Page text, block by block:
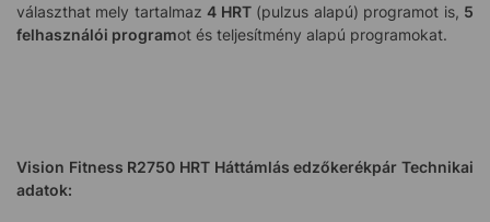
választhat mely tartalmaz4 HRT(pulzus alapú) programot is, 5
felhasználói programot és teljesítmény alapú programokat.
Vision Fitness R2750 HRT Háttámlás edzőkerékpár Technikai
adatok: